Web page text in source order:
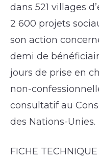
dans 521 villages
2 600 projets
son action
demi de
jours de prise en
non-
consultatif au
des Nations-Unies.
FICHE TECHNIQUE